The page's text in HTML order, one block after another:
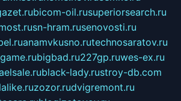
bicom-oil.rusuperiorsearch.ru
sn-hram.rusenovosti.ru
anamvkusno.rutechnosaratov.ru
bigbad.ru227gp.ruwes-ex.ru
black-lady.rustroy-db.com
zozor.rudvigremont.ru